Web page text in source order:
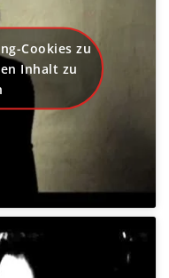
Cookies zu
Inhalt zu